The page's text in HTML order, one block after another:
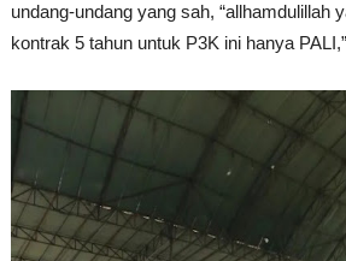
undang-undang yang sah, “allhamdulillah
kontrak 5 tahun untuk P3K ini hanya PALI,”